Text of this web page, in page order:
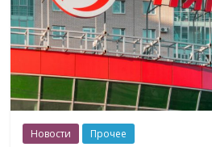
Новости Прочее